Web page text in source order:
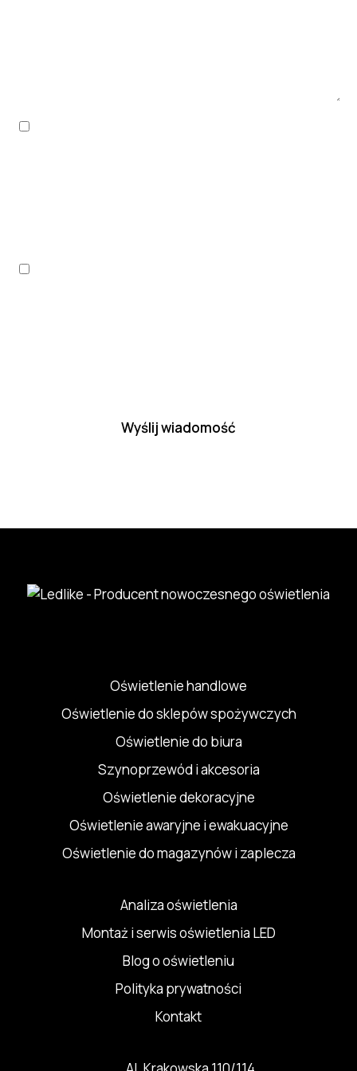
Oświetlenie handlowe
Oświetlenie do sklepów spożywczych
Oświetlenie do biura
Szynoprzewód i akcesoria
Oświetlenie dekoracyjne
Oświetlenie awaryjne i ewakuacyjne
Oświetlenie do magazynów i zaplecza
Analiza oświetlenia
Montaż i serwis oświetlenia LED
Blog o oświetleniu
Polityka prywatności
Kontakt